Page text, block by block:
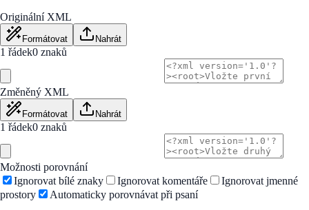
Originální XML
Formátovat Nahrát
1 řádek0 znaků
Změněný XML
Formátovat Nahrát
1 řádek0 znaků
Možnosti porovnání
Ignorovat bílé znaky
Ignorovat komentáře
Ignorovat jmenné
prostory
Automaticky porovnávat při psaní